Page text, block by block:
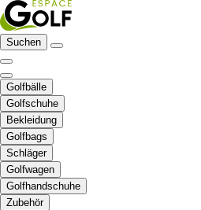
Suchen
Golfbälle
Golfschuhe
Bekleidung
Golfbags
Schläger
Golfwagen
Golfhandschuhe
Zubehör